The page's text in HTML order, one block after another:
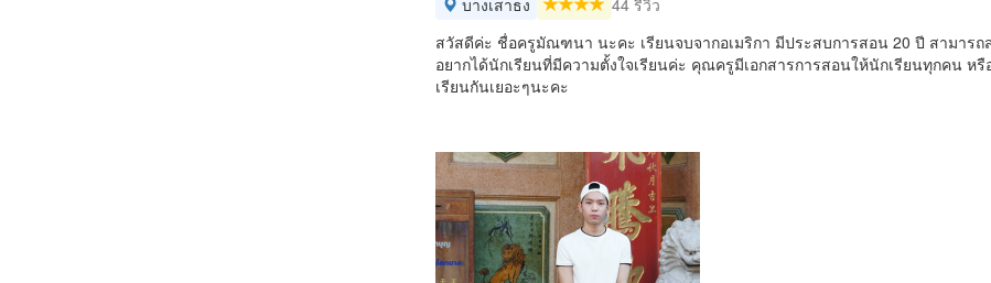
บางเสาธง
44 รีวิว
สวัสดีค่ะ ชื่อครูมัณฑนา นะคะ เรียนจบจากอเมริกา มีประสบการสอน 20 ปี สามาร
อยากได้นักเรียนที่มีความตั้งใจเรียนค่ะ คุณครูมีเอกสารการสอนให้นักเรียนทุกคน ห
เรียนกันเยอะๆนะคะ